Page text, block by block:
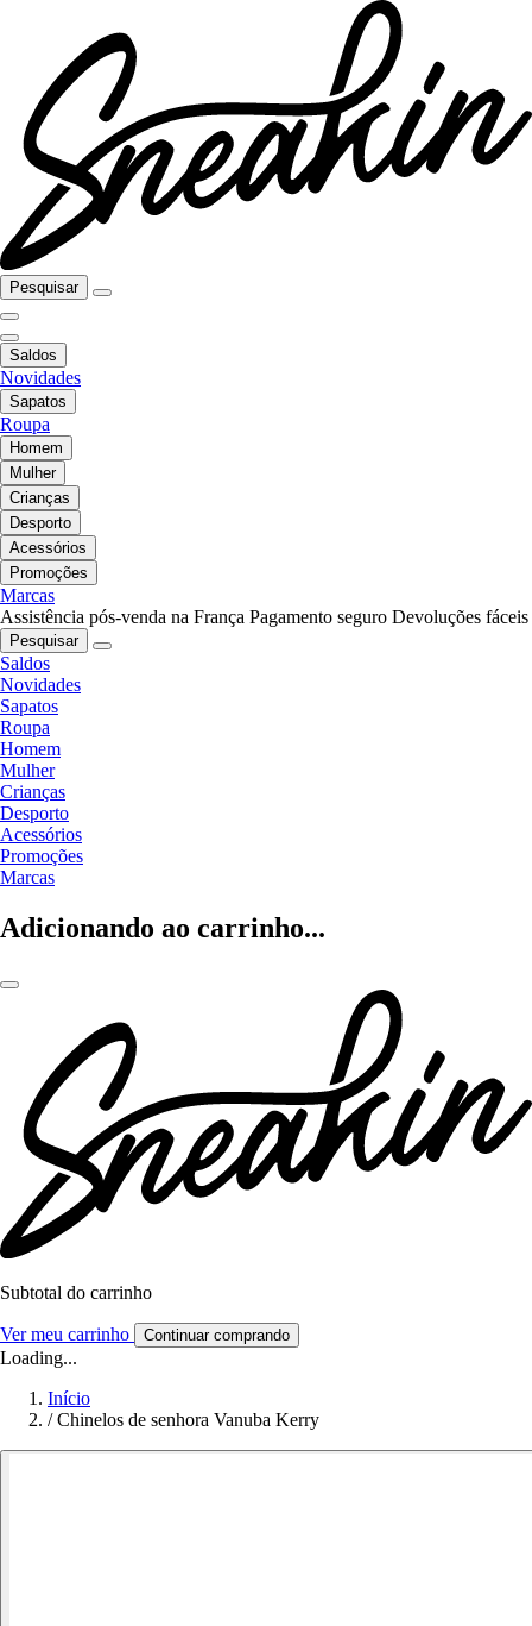
Pesquisar
Saldos
Novidades
Sapatos
Roupa
Homem
Mulher
Crianças
Desporto
Acessórios
Promoções
Marcas
Assistência pós-venda na França Pagamento seguro Devoluções fáceis
Pesquisar
Saldos
Novidades
Sapatos
Roupa
Homem
Mulher
Crianças
Desporto
Acessórios
Promoções
Marcas
Adicionando ao carrinho...
Subtotal do carrinho
Ver meu carrinho Continuar comprando
Loading...
Início
/ Chinelos de senhora Vanuba Kerry